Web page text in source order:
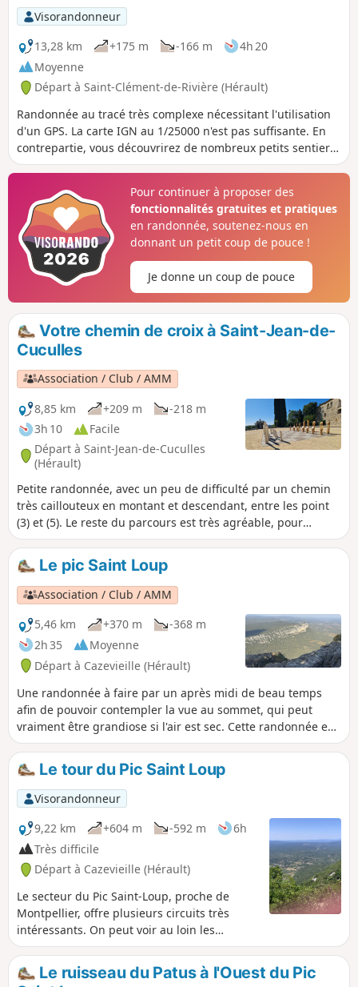
et rejoint le village en serpentant dans une forêt de pins, de
cades et de chênes verts. Cette randonnée est susceptible
d'être interdite en fonction du niveau de risque des
incendies. Pensez à consulter la carte.
Visorandonneur
13,28 km
+175 m -166 m
4h 20
Moyenne
Départ à Saint-Clément-de-Rivière (Hérault)
Randonnée au tracé très complexe nécessitant l'utilisation
d'un GPS. La carte IGN au 1/25000 n'est pas suffisante. En
contrepartie, vous découvrirez de nombreux petits sentiers
non balisés et peu fréquentés, à l'écart des pistes et en
aménagé pouvant faire l'objet d'une pause et reviendrez
vers le parking, toujours par des chemins isolés.
Pour continuer à proposer des
fonctionnalités gratuites et pratiques
en randonnée, soutenez-nous en
donnant un petit coup de pouce !
Je donne un coup de pouce
Votre chemin de croix à Saint-Jean-de-
Cuculles
Association / Club / AMM
8,85 km
+209 m
-218 m
3h 10
Facile
Départ à Saint-Jean-de-Cuculles
(Hérault)
Petite randonnée, avec un peu de difficulté par un chemin
très caillouteux en montant et descendant, entre les point
(3) et (5). Le reste du parcours est très agréable, pour
terminer par la visite du petit village de Saint-Jean-de-
Cuculles.Le pic Saint Loup
Association / Club / AMM
5,46 km
+370 m
-368 m
2h 35
Moyenne
Départ à Cazevieille (Hérault)
Une randonnée à faire par un après midi de beau temps
afin de pouvoir contempler la vue au sommet, qui peut
vraiment être grandiose si l'air est sec. Cette randonnée est
susceptible d'être interdite en fonction du niveau de risque
des incendies. Pensez à consulter la carte.
Le tour du Pic Saint Loup
Visorandonneur
9,22 km
+604 m -592 m
6h
Très difficile
Départ à Cazevieille (Hérault)
Le secteur du Pic Saint-Loup, proche de
Montpellier, offre plusieurs circuits très
intéressants. On peut voir au loin les
Cévennes au Nord et la mer au Sud.
Attention ! Cette randonnée est considérée
comme potentiellement dangereuse sur
Le ruisseau du Patus à l'Ouest du Pic